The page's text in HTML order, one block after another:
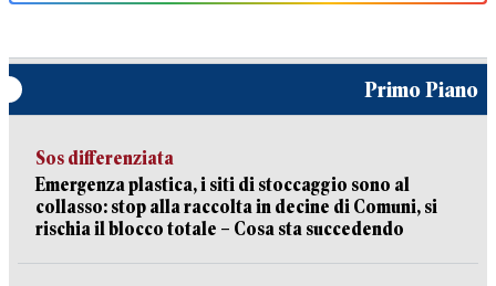
Primo Piano
Sos differenziata
Emergenza plastica, i siti di stoccaggio sono al
collasso: stop alla raccolta in decine di Comuni, si
rischia il blocco totale – Cosa sta succedendo